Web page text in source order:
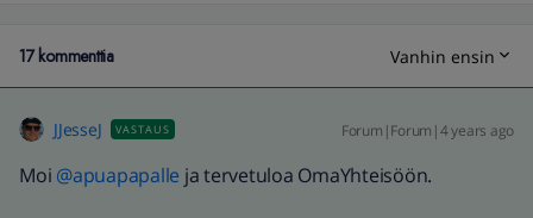
17 kommenttia Vanhin ensin
JJesseJ VASTAUS Forum|Forum|4 years ago
Moi @apuapapalle ja tervetuloa OmaYhteisöön.